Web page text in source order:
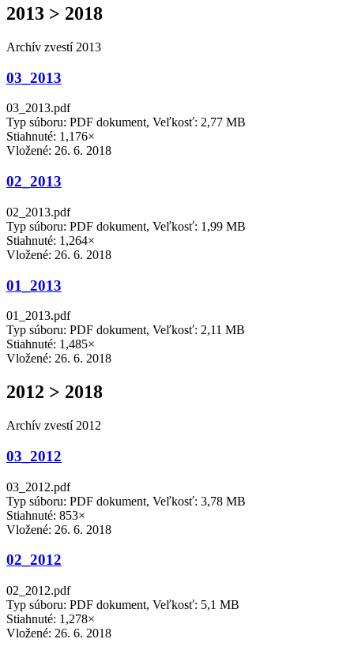
2013 > 2018
Archív zvestí 2013
03_2013
03_2013.pdf
Typ súboru: PDF dokument, Veľkosť: 2,77 MB
Stiahnuté: 1,176×
Vložené: 26. 6. 2018
02_2013
02_2013.pdf
Typ súboru: PDF dokument, Veľkosť: 1,99 MB
Stiahnuté: 1,264×
Vložené: 26. 6. 2018
01_2013
01_2013.pdf
Typ súboru: PDF dokument, Veľkosť: 2,11 MB
Stiahnuté: 1,485×
Vložené: 26. 6. 2018
2012 > 2018
Archív zvestí 2012
03_2012
03_2012.pdf
Typ súboru: PDF dokument, Veľkosť: 3,78 MB
Stiahnuté: 853×
Vložené: 26. 6. 2018
02_2012
02_2012.pdf
Typ súboru: PDF dokument, Veľkosť: 5,1 MB
Stiahnuté: 1,278×
Vložené: 26. 6. 2018